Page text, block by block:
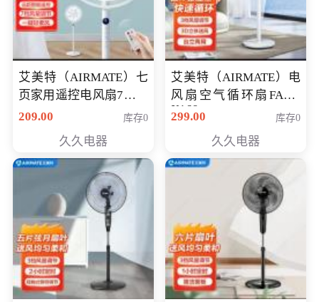
艾美特（AIRMATE）七
页家用遥控电风扇7档风
量空气循环摇头立式落
定时落地式风扇CS35-
R20
209.00 库存0
久久电器
艾美特（AIRMATE）电
风扇空气循环扇FA18-
X168
299.00 库存0
久久电器